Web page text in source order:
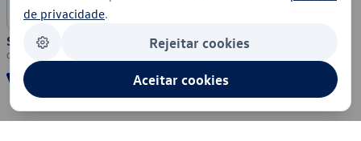
Segurança
de privacidade.
Rejeitar cookies
Aceitar cookies